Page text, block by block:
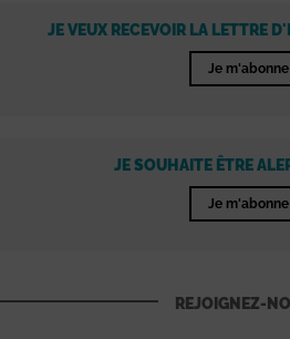
JE VEUX RECEVOIR LA LETTRE
Je m'abonne
JE SOUHAITE ÊTRE
Je m'abonne
REJOIGNEZ-